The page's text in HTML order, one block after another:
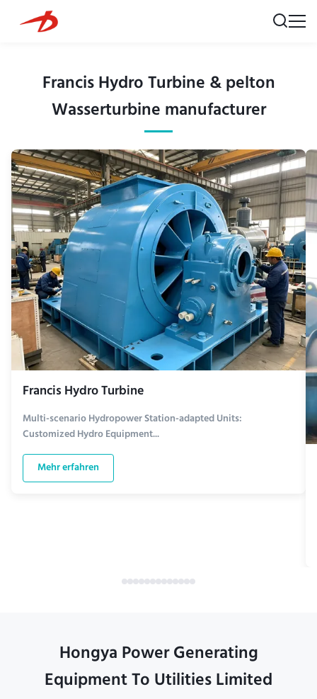
Francis Hydro Turbine & pelton
Wasserturbine manufacturer
Francis Hydro Turbine
Multi-scenario Hydropower Station-adapted Units:
Customized Hydro Equipment...
Mehr erfahren
Hongya Power Generating
Equipment To Utilities Limited